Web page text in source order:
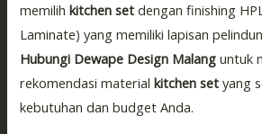
memilihkitchen set dengan finishing
Laminate) yang memiliki lapisan
Hubungi Dewape Design Malang untuk
rekomendasi materialkitchen set yang
kebutuhan dan budget Anda.